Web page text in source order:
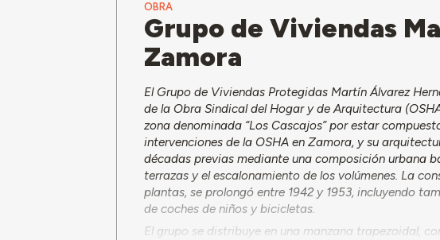
OBRA
Grupo de Viviendas
Zamora
El Grupo de Viviendas Protegidas Martín Álvarez
de la Obra Sindical del Hogar y de Arquitectura
zona denominada “Los Cascajos” por estar
intervenciones de la OSHA en Zamora, y su
décadas previas mediante una composición urbana
terrazas y el escalonamiento de los volúmenes. La
plantas, se prolongó entre 1942 y 1953, incluyendo
de coches de niños y bicicletas.
El grupo se distribuye en una manzana trapezoidal,